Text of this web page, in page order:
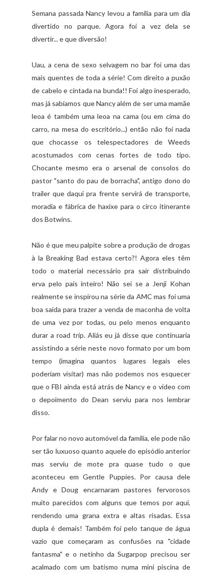
Semana passada Nancy levou a família para um dia
divertido no parque. Agora foi a vez dela se
divertir... e que diversão!
Uau, a cena de sexo selvagem no bar foi uma das
mais quentes de toda a série! Com direito a puxão
de cabelo e cintada na bunda!! Foi algo inesperado,
mas já sabíamos que Nancy além de ser uma mamãe
leoa é também uma leoa na cama (ou em cima do
carro, na mesa do escritório...) então não foi nada
que chocasse os telespectadores de Weeds
acostumados com cenas fortes de todo tipo.
Chocante mesmo era o arsenal de consolos do
pastor "santo do pau de borracha", antigo dono do
trailer que daqui pra frente servirá de transporte,
moradia e fábrica de haxixe para o circo itinerante
dos Botwins.
Não é que meu palpite sobre a produção de drogas
à la Breaking Bad estava certo?! Agora eles têm
todo o material necessário pra sair distribuindo
erva pelo país inteiro! Não sei se a Jenji Kohan
realmente se inspirou na série da AMC mas foi uma
boa saída para trazer a venda de maconha de volta
de uma vez por todas, ou pelo menos enquanto
durar a road trip. Aliás eu já disse que continuaria
assistindo a série neste novo formato por um bom
tempo (imagina quantos lugares legais eles
poderiam visitar) mas não podemos nos esquecer
que o FBI ainda está atrás de Nancy e o vídeo com
o depoimento do Dean serviu para nos lembrar
disso.
Por falar no novo automóvel da família, ele pode não
ser tão luxuoso quanto aquele do episódio anterior
mas serviu de mote pra quase tudo o que
aconteceu em Gentle Puppies. Por causa dele
Andy e Doug encarnaram pastores fervorosos
muito parecidos com alguns que temos por aqui,
rendendo uma grana extra e altas risadas. Essa
dupla é demais! Também foi pelo tanque de água
vazio que começaram as confusões na "cidade
fantasma" e o netinho da Sugarpop precisou ser
acalmado com um batismo numa mini piscina de